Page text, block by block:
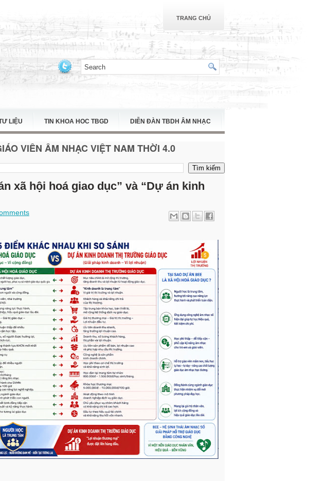
TRANG CHỦ
LIỆU TIN KHOA HOC TBGD DIỄN ĐÀN TBDH ÂM NHẠC
VIÊN ÂM NHẠC VIỆT NAM THỜI 4.0
xã hội hoá giao dục” và “Dự án kinh